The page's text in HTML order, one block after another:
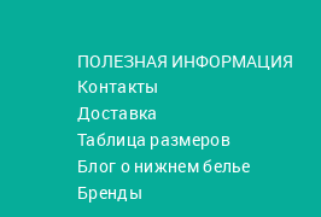
ПОЛЕЗНАЯ ИНФОРМАЦИЯ
Контакты
Доставка
Таблица размеров
Блог о нижнем белье
Бренды